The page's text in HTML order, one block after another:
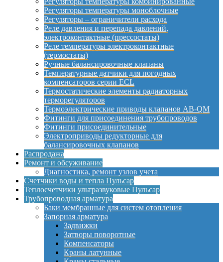
Регуляторы температуры моноблочные
Регуляторы – ограничители расхода
Реле давления и перепада давлений,
электроконтактные (прессостаты)
Реле температуры электроконтактные
(термостаты)
Ручные балансировочные клапаны
Температурные датчики для погодных
компенсаторов серии ECL
Термостатические элементы радиаторных
терморегуляторов
Термоэлектрические приводы клапанов AB-QM
Фитинги для присоединения трубопроводов
Фитинги присоединительные
Электроприводы редукторные для
балансировочных клапанов
Распродажа
Ремонт и обсуживание
Диагностика, ремонт узлов учета
Счетчики воды и тепла Пульсар
Теплосчетчики ультразвуковые Пульсар
Трубопроводная арматура
Баки мембранные для систем отопления
Запорная арматура
Задвижки
Затворы поворотные
Компенсаторы
Краны латунные